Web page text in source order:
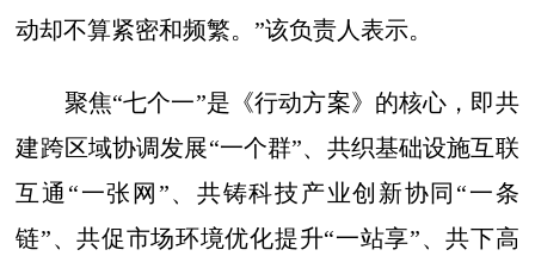
动却不算紧密和频繁。”该负责人表示。
聚焦“七个一”是《行动方案》的核心，即共
建跨区域协调发展“一个群”、共织基础设施互联
互通“一张网”、共铸科技产业创新协同“一条
链”、共促市场环境优化提升“一站享”、共下高